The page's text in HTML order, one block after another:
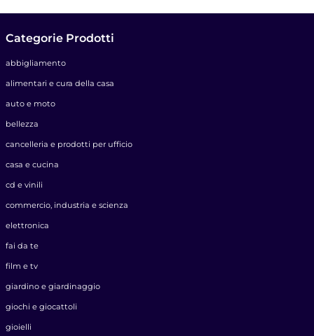
Categorie Prodotti
abbigliamento
alimentari e cura della casa
auto e moto
bellezza
cancelleria e prodotti per ufficio
casa e cucina
cd e vinili
commercio, industria e scienza
elettronica
fai da te
film e tv
giardino e giardinaggio
giochi e giocattoli
gioielli